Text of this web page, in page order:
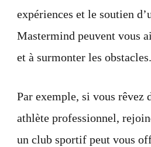
expériences et le soutien
Mastermind peuvent vous
et à surmonter les obstacles.
Par exemple, si vous rêvez
athlète professionnel,
un club sportif peut vous